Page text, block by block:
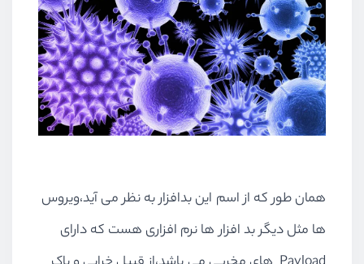
همان طور که از اسم این بدافزار به نظر می آید،ویروس
ها مثل دیگر بد افزار ها نرم افزاری هست که دارای